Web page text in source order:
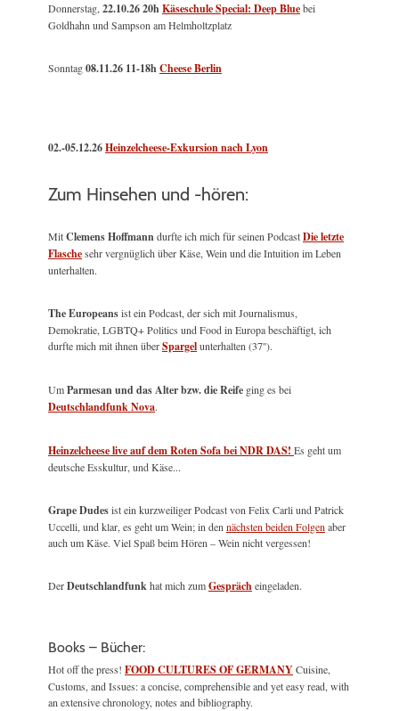
Donnerstag,22.10.26 20hKäseschule Special: Deep Bluebei
Goldhahn und Sampson am Helmholtzplatz
Sonntag08.11.26 11-18hCheese Berlin
02.-05.12.26Heinzelcheese-Exkursion nach Lyon
Zum Hinsehen und -hören:
MitClemens Hoffmanndurfte ich mich für seinen PodcastDie letzte
Flaschesehr vergnüglich über Käse, Wein und die Intuition im Leben
unterhalten.
The Europeansist ein Podcast, der sich mit Journalismus,
Demokratie, LGBTQ+ Politics und Food in Europa beschäftigt, ich
durfte mich mit ihnen überSpargelunterhalten (37'').
UmParmesan und das Alter bzw. die Reife ging es bei
Deutschlandfunk Nova.
Heinzelcheese live auf dem Roten Sofa bei NDR DAS! Es geht um
deutsche Esskultur, und Käse...
Grape Dudesist ein kurzweiliger Podcast von Felix Carli und Patrick
Uccelli, und klar, es geht um Wein; in dennächsten beiden Folgenaber
auch um Käse. Viel Spaß beim Hören – Wein nicht vergessen!
DerDeutschlandfunkhat mich zumGesprächeingeladen.
Books – Bücher:
Hot off the press! FOOD CULTURES OF GERMANYCuisine,
Customs, and Issues: a concise, comprehensible and yet easy read, with
an extensive chronology, notes and bibliography.